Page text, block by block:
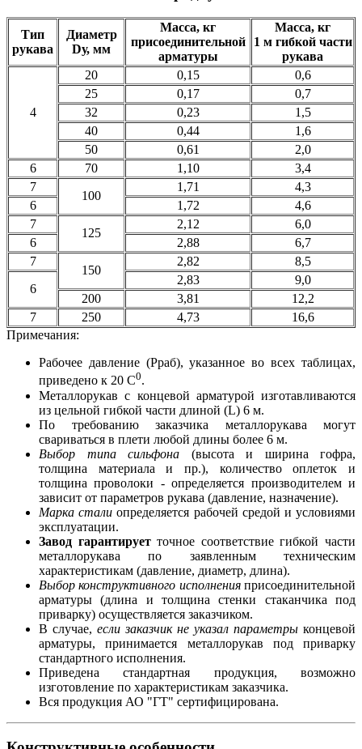
Тип
рукава
Диаметр
Dу, мм
Масса, кг
присоединительной
арматуры
Масса, кг
1 м гибкой части
рукава
4
20 0,15
0,6
25
0,17
0,7
32
0,23
1,5
40
0,44
1,6
50
0,61
2,0
6
70 1,10
3,4
7
100
1,71
4,3
6
1,72
4,6
7
125
2,12
6,0
6
2,88
6,7
7
150
2,82
8,5
6
2,83
9,0
200
3,81
12,2
7
250 4,73
16,6
Примечания:
Рабочее давление (Рраб), указанное во всех таблицах,
приведено к 20 С0.
Металлорукав с концевой арматурой изготавливаются
из цельной гибкой части длиной (L) 6 м.
По требованию заказчика металлорукава могут
свариваться в плети любой длины более 6 м.
Выбор типа сильфона (высота и ширина гофра,
толщина материала и пр.), количество оплеток и
толщина проволоки - определяется производителем и
зависит от параметров рукава (давление, назначение).
Марка стали определяется рабочей средой и условиями
эксплуатации.
Завод гарантируетточное соответствие гибкой части
металлорукава по заявленным техническим
характеристикам (давление, диаметр, длина).
Выбор конструктивного исполненияприсоединительной
арматуры (длина и толщина стенки стаканчика под
приварку) осуществляется заказчиком.
В случае, если заказчик не указал параметры концевой
арматуры, принимается металлорукав под приварку
стандартного исполнения.
Приведена стандартная продукция, возможно
изготовление по характеристикам заказчика.
Вся продукция АО "ГТ" сертифицирована.